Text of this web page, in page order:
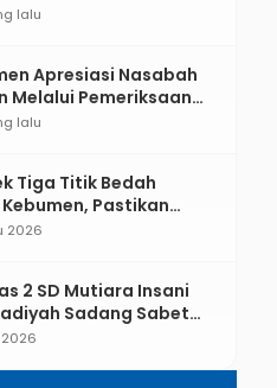
Masa Remaja
lalu
Apresiasi Nasabah
Melalui Pemeriksaan
Gratis Hingga
lalu
Tiga Titik Bedah
Pastikan
bagi Warga
2026
2 SD Mutiara Insani
Sadang Sabet
di Kejurda Tapak
2026